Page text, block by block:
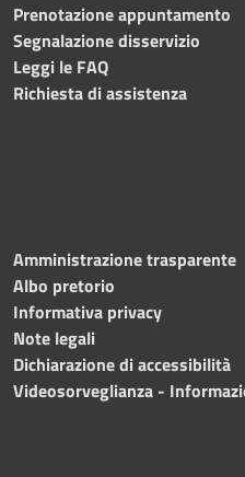
Prenotazione appuntamento
Segnalazione disservizio
Leggi le FAQ
Richiesta di assistenza
Amministrazione trasparente
Albo pretorio
Informativa privacy
Note legali
Dichiarazione di accessibilità
Videosorveglianza -